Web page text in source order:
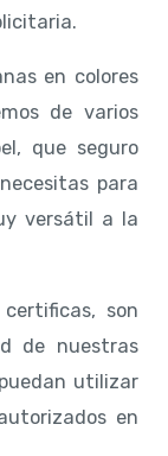
en colores
de varios
que seguro
para
versátil a la
son
de nuestras
utilizar
en